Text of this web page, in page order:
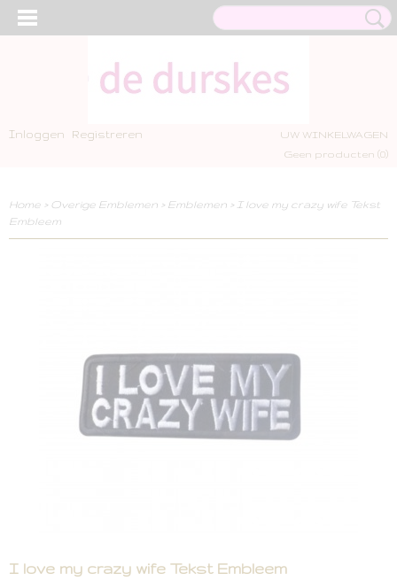
Inloggen Registreren
UW WINKELWAGEN
Geen producten (0)
Home > Overige Emblemen > Emblemen > I love my crazy wife Tekst
Embleem
I love my crazy wife Tekst Embleem